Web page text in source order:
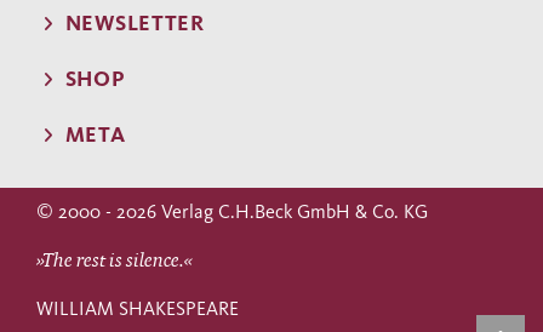
NEWSLETTER
SHOP
META
© 2000 - 2026 Verlag C.H.Beck GmbH & Co. KG
»The rest is silence.«
WILLIAM SHAKESPEARE